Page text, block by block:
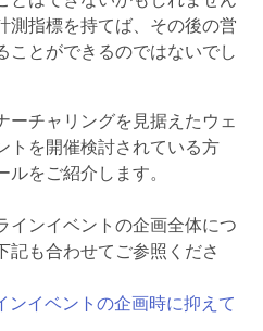
測指標を持てば、その後の営
ことができるのではないでし
ーチャリングを見据えたウェ
トを開催検討されている方
をご紹介します。
インイベントの企画全体につ
記も合わせてご参照くださ
ンイベントの企画時に抑えて